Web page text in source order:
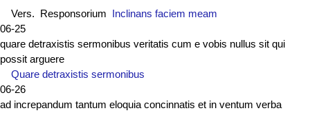
Vers. Responsorium Inclinans faciem meam
06-25
quare detraxistis sermonibus veritatis cum e vobis nullus sit qui
possit arguere
Quare detraxistis sermonibus
06-26
ad increpandum tantum eloquia concinnatis et in ventum verba